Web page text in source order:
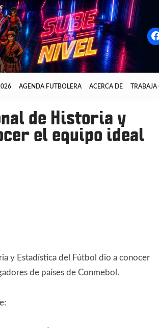
AGENDA FUTBOLERA ACERCA DE TRABAJA
de Historia y
el equipo ideal
y Estadística del Fútbol dio a conocer
de países de Conmebol.